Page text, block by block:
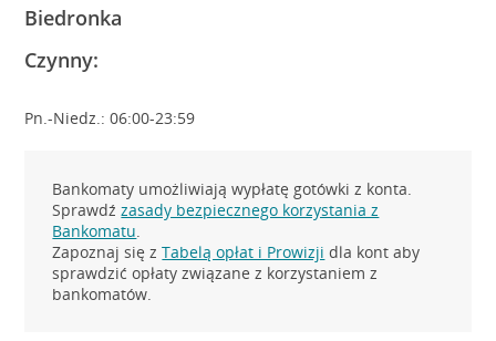
Biedronka
Czynny:
Pn.-Niedz.: 06:00-23:59
Bankomaty umożliwiają wypłatę gotówki z konta.
Sprawdźzasady bezpiecznego korzystania z
Bankomatu.
Zapoznaj się zTabelą opłat i Prowizji dla kont aby
sprawdzić opłaty związane z korzystaniem z
bankomatów.